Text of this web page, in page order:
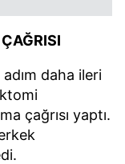
adım daha ileri
çağrısı yaptı.